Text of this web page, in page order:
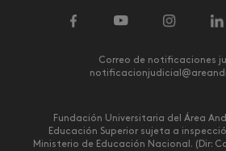
Correo de notificaciones
Fundación Universitaria del Área
Educación Superior sujeta a
Ministerio de Educación Nacional. (Dir: